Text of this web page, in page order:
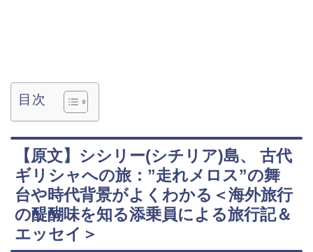
目次
【原文】シシリー(シチリア)島、 古代
ギリシャへの旅：”走れメロス”の舞
台や時代背景がよくわかる＜海外旅行
の醍醐味を知る添乗員による旅行記＆
エッセイ＞